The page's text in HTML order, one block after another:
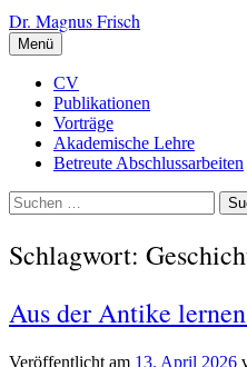
Zum
Inhalt
überspringen
Dr. Magnus Frisch
Menü
CV
Publikationen
Vorträge
Akademische Lehre
Betreute Abschlussarbeiten
Suchen
nach:
Schlagwort:
Aus der Antike
Veröffentlicht am 13. April 2026